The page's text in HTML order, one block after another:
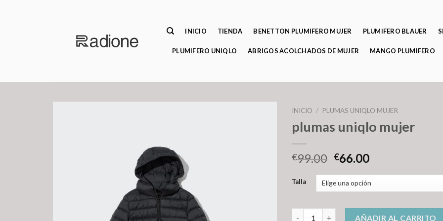
INICIO TIENDA BENETTON PLUMIFERO MUJER PLUMIFERO BLAUER
PLUMIFERO UNIQLO ABRIGOS ACOLCHADOS DE MUJER MANGO PLUMIFERO
INICIO / PLUMAS UNIQLO MUJER
plumas uniqlo mujer
€99.00 €66.00
Talla
plumas uniqlo mujer cantidadAÑADIR AL CARRITO